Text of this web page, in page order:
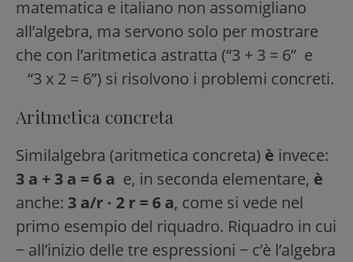
matematica e italiano non assomigliano
all’algebra, ma servono solo per mostrare
che con l’aritmetica astratta (“3 + 3 = 6” e
“3 x 2 = 6”) si risolvono i problemi concreti.
Aritmetica concreta
Similalgebra (aritmetica concreta) è invece:
3 a + 3 a = 6 a e, in seconda elementare, è
anche: 3 a/r ∙ 2 r = 6 a, come si vede nel
primo esempio del riquadro. Riquadro in cui
− all’inizio delle tre espressioni − c’è l’algebra